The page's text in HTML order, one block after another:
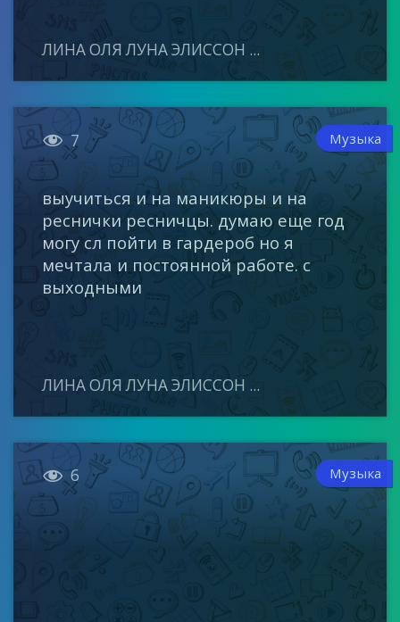
ЛИНА ОЛЯ ЛУНА ЭЛИССОН ...
 7 Музыка
выучиться и на маникюры и на
реснички ресничцы. думаю еще год
могу сл пойти в гардероб но я
мечтала и постоянной работе. с
выходными
ЛИНА ОЛЯ ЛУНА ЭЛИССОН ...
 6 Музыка